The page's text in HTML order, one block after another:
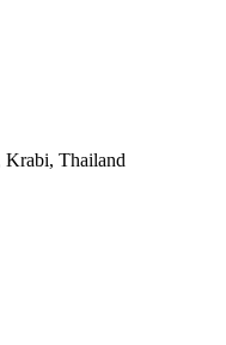
Krabi, Thailand